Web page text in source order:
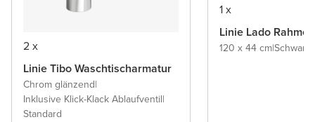
2 x
Linie Tibo Waschtischarmatur
Chrom glänzend|
Inklusive Klick-Klack Ablaufventil|
Standard
1 x
Linie Lado Rahmen
120 x 44 cm|Schwarz